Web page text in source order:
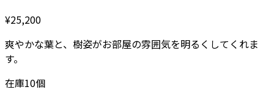
¥25,200
爽やかな葉と、樹姿がお部屋の雰囲気を明るくしてくれま
す。
在庫10個